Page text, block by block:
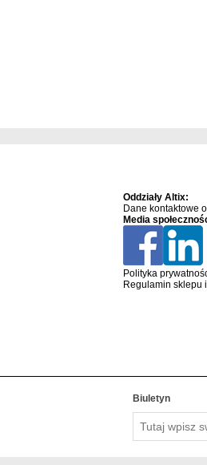
Oddziały Altix:
Dane kontaktowe
Media
Polityka
Regulamin sklepu
Biuletyn
wpisz
swój